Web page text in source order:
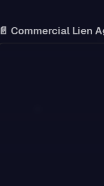
📄 Commercial Lien